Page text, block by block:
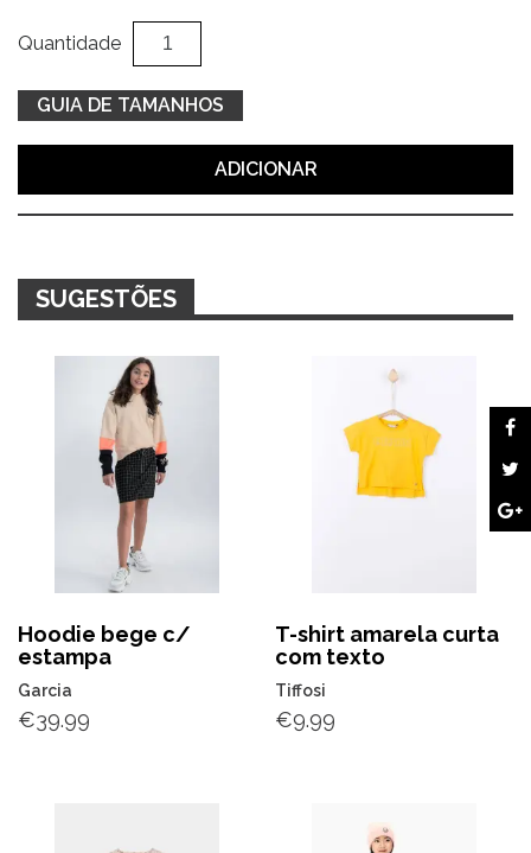
Quantidade
Quantidade
de
T-
shirt
cinza
GUIA DE TAMANHOS
ADICIONAR
SUGESTÕES
Hoodie bege c/
estampa
Garcia
€39.99
T-shirt amarela curta
com texto
Tiffosi
€9.99